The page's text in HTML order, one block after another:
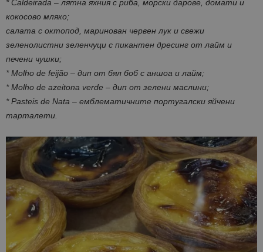
* Caldeirada – лятна яхния с риба, морски дарове, домати и
кокосово мляко;
салата с октопод, маринован червен лук и свежи
зеленолистни зеленчуци с пикантен дресинг от лайм и
печени чушки;
* Molho de feijão – дип от бял боб с аншоа и лайм;
* Molho de azeitona verde – дип от зелени маслини;
* Pasteis de Nata – емблематичните португалски яйчени
тарталети.